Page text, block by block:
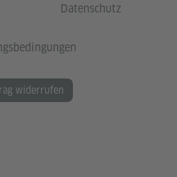
Datenschutz
widerrufen